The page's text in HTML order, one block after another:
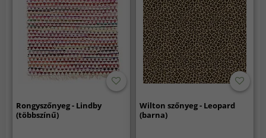
Rongyszőnyeg - Lindby
(többszínű)
Wilton szőnyeg - Leopard
(barna)